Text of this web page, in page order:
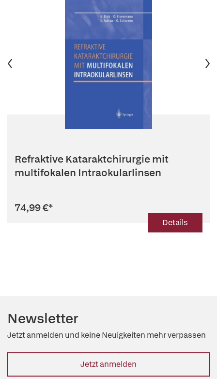
Refraktive Kataraktchirurgie mit
multifokalen Intraokularlinsen
74,99 €*
Details
Newsletter
Jetzt anmelden und keine Neuigkeiten mehr verpassen
Jetzt anmelden